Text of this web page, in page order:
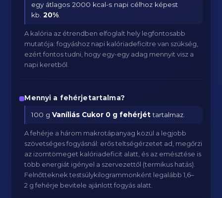
egy átlagos 2000 kcal-s napi célhoz képest
kb.20%
A kalória az étrendben elfoglalt hely legfontosabb
mutatója: fogyáshoz napi kalóriadeficitre van szükség,
ezért fontos tudni, hogy egy-egy adag mennyit visz a
napi keretből.
Mennyi a fehérjetartalma?
100 gVaníliás Cukor 0 g fehérjéttartalmaz.
A fehérje a három makrotápanyag közül a legjobb
szövetséges fogyásnál: erős teltségérzetet ad, megőrzi
az izomtömeget kalóriadeficit alatt, és az emésztése is
több energiát igényel a szervezettől (termikus hatás).
Felnőtteknek testsúlykilogrammonként legalább 1,6–
2 g fehérje bevitele ajánlott fogyás alatt.